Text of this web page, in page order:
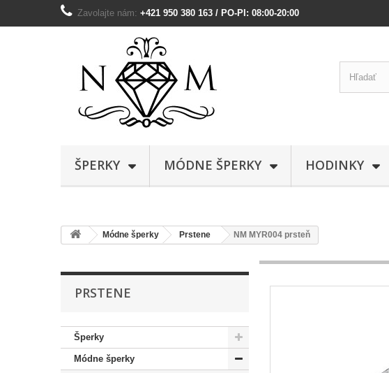
Zavolajte nám: +421 950 380 163 / PO-PI: 08:00-20:00
ŠPERKY MÓDNE ŠPERKY HODINKY
Módne šperky Prstene NM MYR004 prsteň
PRSTENE
Šperky
Módne šperky